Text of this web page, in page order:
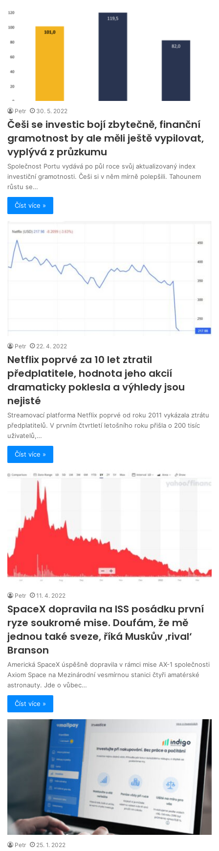
Petr 30. 5. 2022
Češi se investic bojí zbytečně, finanční
gramotnost by ale měli ještě vypilovat,
vyplývá z průzkumu
Společnost Portu vydává po půl roce svůj aktualizovaný index
investiční gramotnosti. Češi si v něm mírně polepšili. Tahounem
růstu se…
Číst více »
Petr 22. 4. 2022
Netflix poprvé za 10 let ztratil
předplatitele, hodnota jeho akcií
dramaticky poklesla a výhledy jsou
nejisté
Streamovací platforma Netflix poprvé od roku 2011 vykázala ztrátu
předplatitelů. V prvním čtvrtletí letošního roku přišla o 200 tisíc
uživatelů,…
Číst více »
Petr 11. 4. 2022
SpaceX dopravila na ISS posádku první
ryze soukromé mise. Doufám, že mě
jednou také sveze, říká Muskův ,rival‘
Branson
Americká SpaceX úspěšně dopravila v rámci mise AX-1 společnosti
Axiom Space na Mezinárodní vesmírnou stanici čtyři amatérské
astronauty. Jde o vůbec…
Číst více »
Petr 25. 1. 2022